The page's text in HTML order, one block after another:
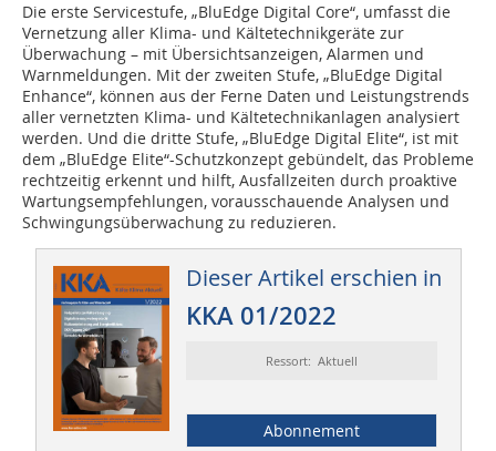
Die erste Servicestufe, „BluEdge Digital Core“, umfasst die
Vernetzung aller Klima- und Kältetechnikgeräte zur
Überwachung – mit Übersichtsanzeigen, Alarmen und
Warnmeldungen. Mit der zweiten Stufe, „BluEdge Digital
Enhance“, können aus der Ferne Daten und Leistungstrends
aller vernetzten Klima- und Kältetechnikanlagen analysiert
werden. Und die dritte Stufe, „BluEdge Digital Elite“, ist mit
dem „BluEdge Elite“-Schutzkonzept gebündelt, das Probleme
rechtzeitig erkennt und hilft, Ausfallzeiten durch proaktive
Wartungsempfehlungen, vorausschauende Analysen und
Schwingungsüberwachung zu reduzieren.
Dieser Artikel erschien in
KKA 01/2022
Ressort: Aktuell
Abonnement